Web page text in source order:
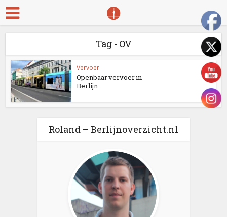
Tag - OV
Vervoer
Openbaar vervoer in
Berlijn
Roland – Berlijnoverzicht.nl